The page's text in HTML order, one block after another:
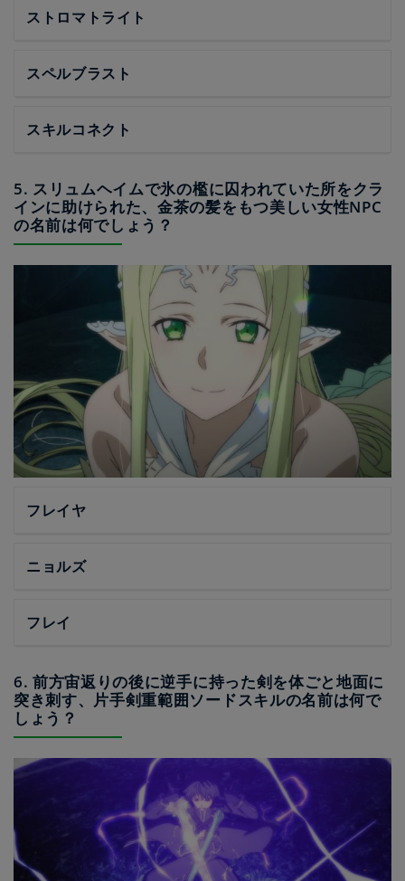
ストロマトライト
スペルブラスト
スキルコネクト
5. スリュムヘイムで氷の檻に囚われていた所をクラ
インに助けられた、金茶の髪をもつ美しい女性NPC
の名前は何でしょう？
フレイヤ
ニョルズ
フレイ
6. 前方宙返りの後に逆手に持った剣を体ごと地面に
突き刺す、片手剣重範囲ソードスキルの名前は何で
しょう？